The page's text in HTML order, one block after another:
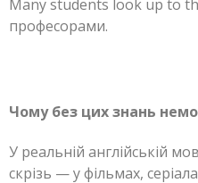
Many students look up to
професорами.
Чому без цих знань
У реальній англійській
скрізь — у фільмах,